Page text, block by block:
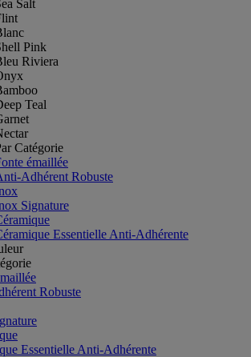
Salt
Pink
Riviera
Teal
Catégorie
émaillée
Adhérent Robuste
Signature
Essentielle Anti-Adhérente
Robuste
Essentielle Anti-Adhérente